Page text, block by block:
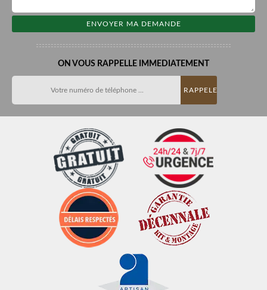
ON VOUS RAPPELLE IMMEDIATEMENT